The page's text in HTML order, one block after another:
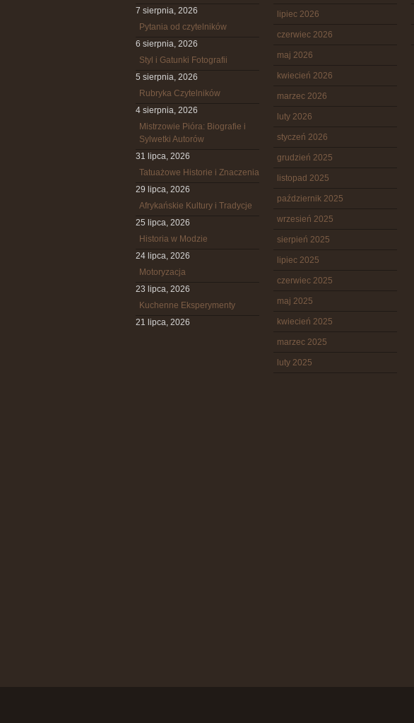
7 sierpnia, 2026
Pytania od czytelników
6 sierpnia, 2026
Styl i Gatunki Fotografii
5 sierpnia, 2026
Rubryka Czytelników
4 sierpnia, 2026
Mistrzowie Pióra: Biografie i
Sylwetki Autorów
31 lipca, 2026
Tatuażowe Historie i Znaczenia
29 lipca, 2026
Afrykańskie Kultury i Tradycje
25 lipca, 2026
Historia w Modzie
24 lipca, 2026
Motoryzacja
23 lipca, 2026
Kuchenne Eksperymenty
21 lipca, 2026
lipiec 2026
czerwiec 2026
maj 2026
kwiecień 2026
marzec 2026
luty 2026
styczeń 2026
grudzień 2025
listopad 2025
październik 2025
wrzesień 2025
sierpień 2025
lipiec 2025
czerwiec 2025
maj 2025
kwiecień 2025
marzec 2025
luty 2025